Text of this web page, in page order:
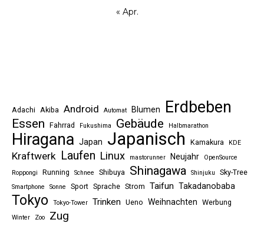
« Apr.
Adachi Akiba Android Automat Blumen Erdbeben
Essen Fahrrad Fukushima Gebäude Halbmarathon
Hiragana Japan Japanisch Kamakura KDE
Kraftwerk Laufen Linux mastorunner Neujahr
OpenSource
Roppongi
Running Schnee Shibuya Shinagawa Shinjuku Sky-Tree
Smartphone Sonne Sport Sprache Strom Taifun Takadanobaba
Tokyo Tokyo-Tower Trinken Ueno Weihnachten Werbung
Winter Zoo Zug